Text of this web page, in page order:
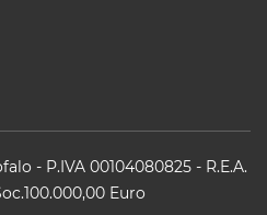
- P.IVA 00104080825 - R.E.A.
Euro